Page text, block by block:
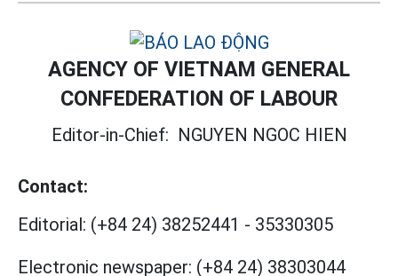
AGENCY OF VIETNAM GENERAL
CONFEDERATION OF LABOUR
Editor-in-Chief: NGUYEN NGOC HIEN
Contact:
Editorial: (+84 24) 38252441 - 35330305
Electronic newspaper: (+84 24) 38303044